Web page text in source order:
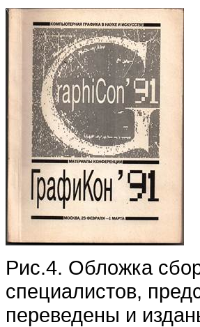
Рис.4. Обложка
специалистов,
переведены и